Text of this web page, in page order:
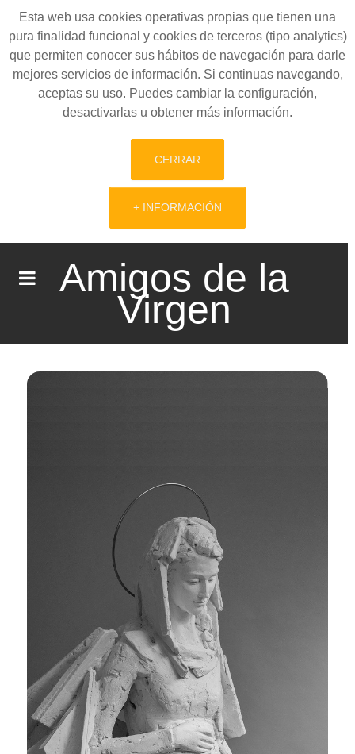
Esta web usa cookies operativas propias que tienen una
pura finalidad funcional y cookies de terceros (tipo analytics)
que permiten conocer sus hábitos de navegación para darle
mejores servicios de información. Si continuas navegando,
aceptas su uso. Puedes cambiar la configuración,
desactivarlas u obtener más información.
CERRAR
+ INFORMACIÓN
Amigos de la
Virgen